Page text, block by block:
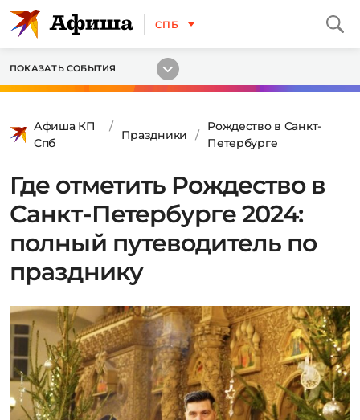
СПБ
ПОКАЗАТЬ СОБЫТИЯ
Афиша КП
Спб
Праздники
Рождество в Санкт-
Петербурге
Где отметить Рождество в
Санкт-Петербурге 2024:
полный путеводитель по
празднику